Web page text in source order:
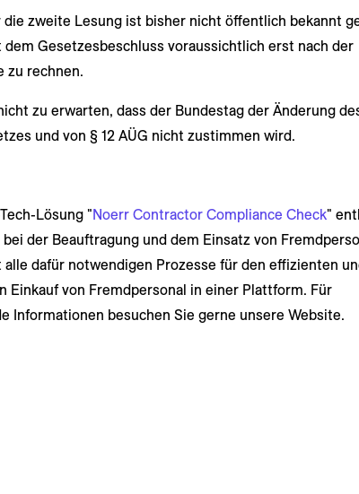
die zweite Lesung ist bisher nicht öffentlich bekannt
Gesetzesbeschluss voraussichtlich erst nach der
zu rechnen.
zu erwarten, dass der Bundestag der Änderung
und von § 12 AÜG nicht zustimmen wird.
Lösung "Noerr Contractor Compliance Check"
der Beauftragung und dem Einsatz von
dafür notwendigen Prozesse für den effizienten
Einkauf von Fremdpersonal in einer Plattform. Für
Informationen besuchen Sie gerne unsere Website.